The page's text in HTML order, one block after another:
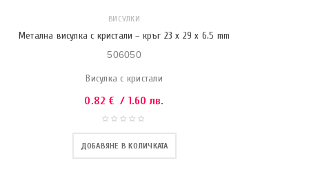
ВИСУЛКИ
Метална висулка с кристали – кръг 23 x 29 x 6.5 mm
506050
Висулка с кристали
0.82 € / 1.60 лв.
ДОБАВЯНЕ В КОЛИЧКАТА